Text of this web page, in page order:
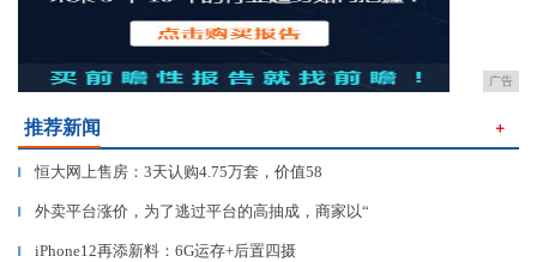
广告
推荐新闻 ＋
▎ 恒大网上售房：3天认购4.75万套，价值58
▎ 外卖平台涨价，为了逃过平台的高抽成，商家以“
▎ iPhone12再添新料：6G运存+后置四摄